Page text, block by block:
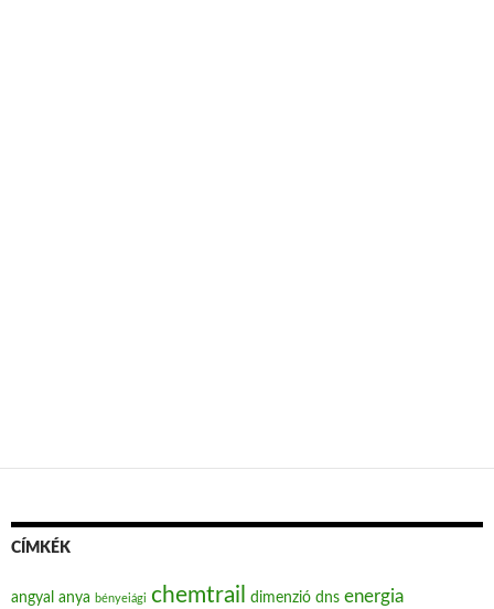
CÍMKÉK
angyal anya bényeiági chemtrail dimenzió dns energia